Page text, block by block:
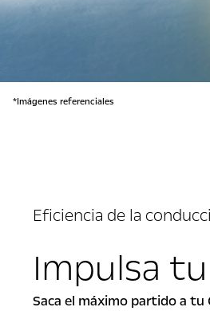
*Imágenes referenciales
Eficiencia de la
Impulsa
Saca el máximo partido a